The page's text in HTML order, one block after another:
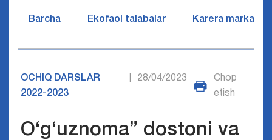
Barcha Ekofaol talabalar Karera markazi
OCHIQ DARSLAR
2022-2023
28/04/2023
Chop
etish
O‘g‘uznoma” dostoni va